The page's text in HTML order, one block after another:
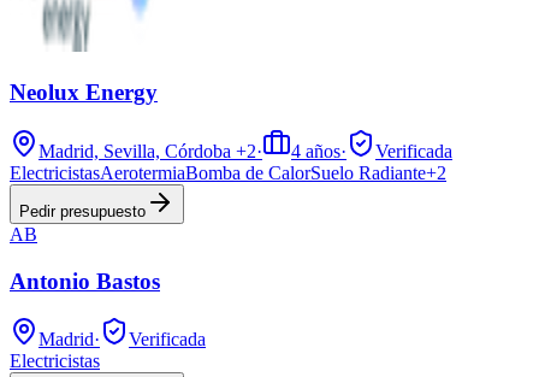
Neolux Energy
Madrid, Sevilla, Córdoba +2· 4 años·
Verificada
ElectricistasAerotermiaBomba de CalorSuelo Radiante+2
Pedir presupuesto
AB
Antonio Bastos
Madrid·
Verificada
Electricistas